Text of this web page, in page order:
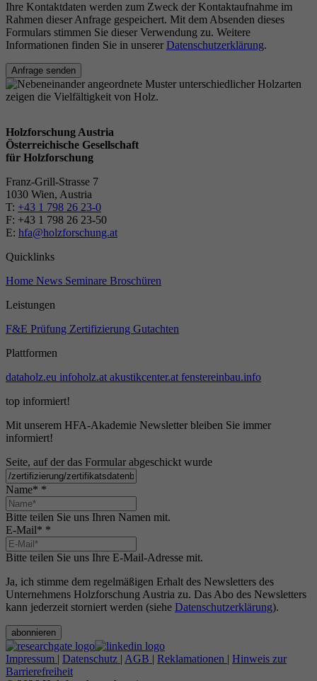
Ihre Kontaktdaten werden zum Zweck der Kontaktaufnahme im
Rahmen dieser Anfrage gespeichert. Mit dem Absenden dieses
Formulars stimmen Sie dieser Verwendung zu. Weitere
Informationen finden Sie in unserer Datenschutzerklärung.
Anfrage senden
Holzforschung Austria
Österreichische Gesellschaft
für Holzforschung
Franz-Grill-Strasse 7
1030 Wien, Austria
T: +43 1 798 26 23-0
​​F: +43 1 798 26 23-50
E: hfa@holzforschung.at
Quicklinks
Home News Seminare Broschüren
Leistungen
F&E Prüfung Zertifizierung Gutachten
Plattformen
dataholz.eu infoholz.at akustikcenter.at fenstereinbau.info
top informiert!
Mit unserem HFA-Akademie Newsletter bleiben Sie immer
informiert!
Seite, auf der das Formular abgeschickt wurde
Name* *
Bitte teilen Sie uns Ihren Namen mit.
E-Mail* *
Bitte teilen Sie uns Ihre E-Mail-Adresse mit.
Ja, ich stimme dem regelmäßigen Erhalt des Newsletters des
Unternehmens Holzforschung Austria zu. Das Abo des Newsletters
kann jederzeit storniert werden (siehe Datenschutzerklärung).
abonnieren
Impressum | Datenschutz | AGB | Reklamationen | Hinweis zur
Barrierefreiheit